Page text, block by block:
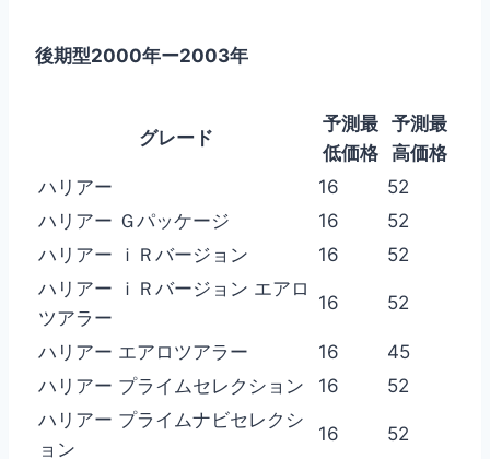
後期型2000年ー2003年
グレード
予測最
低価格
予測最
高価格
ハリアー
16
52
ハリアー Ｇパッケージ
16
52
ハリアー ｉＲバージョン
16
52
ハリアー ｉＲバージョン エアロ
ツアラー
16 52
ハリアー エアロツアラー 16
45
ハリアー プライムセレクション
16
52
ハリアー プライムナビセレクシ
ョン
16 52